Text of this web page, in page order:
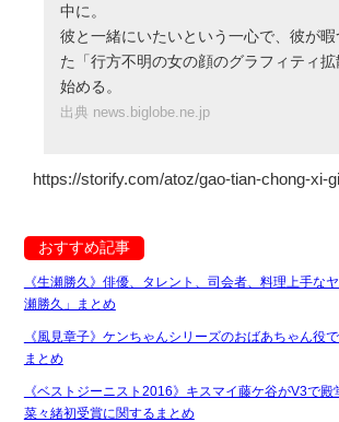
中に。
彼と一緒にいたいという一心で、彼が
た「行方不明の女の顔のグラフィティ
始める。
出典 news.biglobe.ne.jp
https://storify.com/atoz/gao-tian-chong-xi-
おすすめ記事
《生瀬勝久》俳優、タレント、司会者、料理上手な
瀬勝久」まとめ
《風見章子》ケンちゃんシリーズのおばあちゃん役
まとめ
《ベストジーニスト2016》キスマイ藤ケ谷がV3で
菜々緒初受賞に関するまとめ